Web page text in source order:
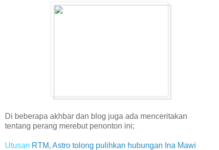
Di beberapa akhbar dan blog juga ada menceritakan
tentang perang merebut penonton ini;
Utusan RTM, Astro tolong pulihkan hubungan Ina Mawi